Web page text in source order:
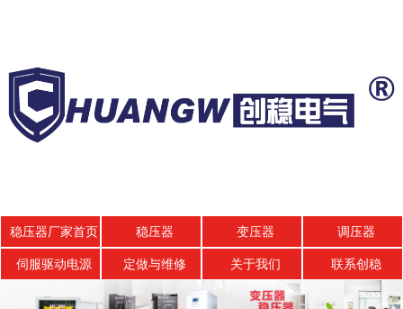
稳压器厂家首页 稳压器 变压器 调压器
伺服驱动电源 定做与维修 关于我们 联系创稳